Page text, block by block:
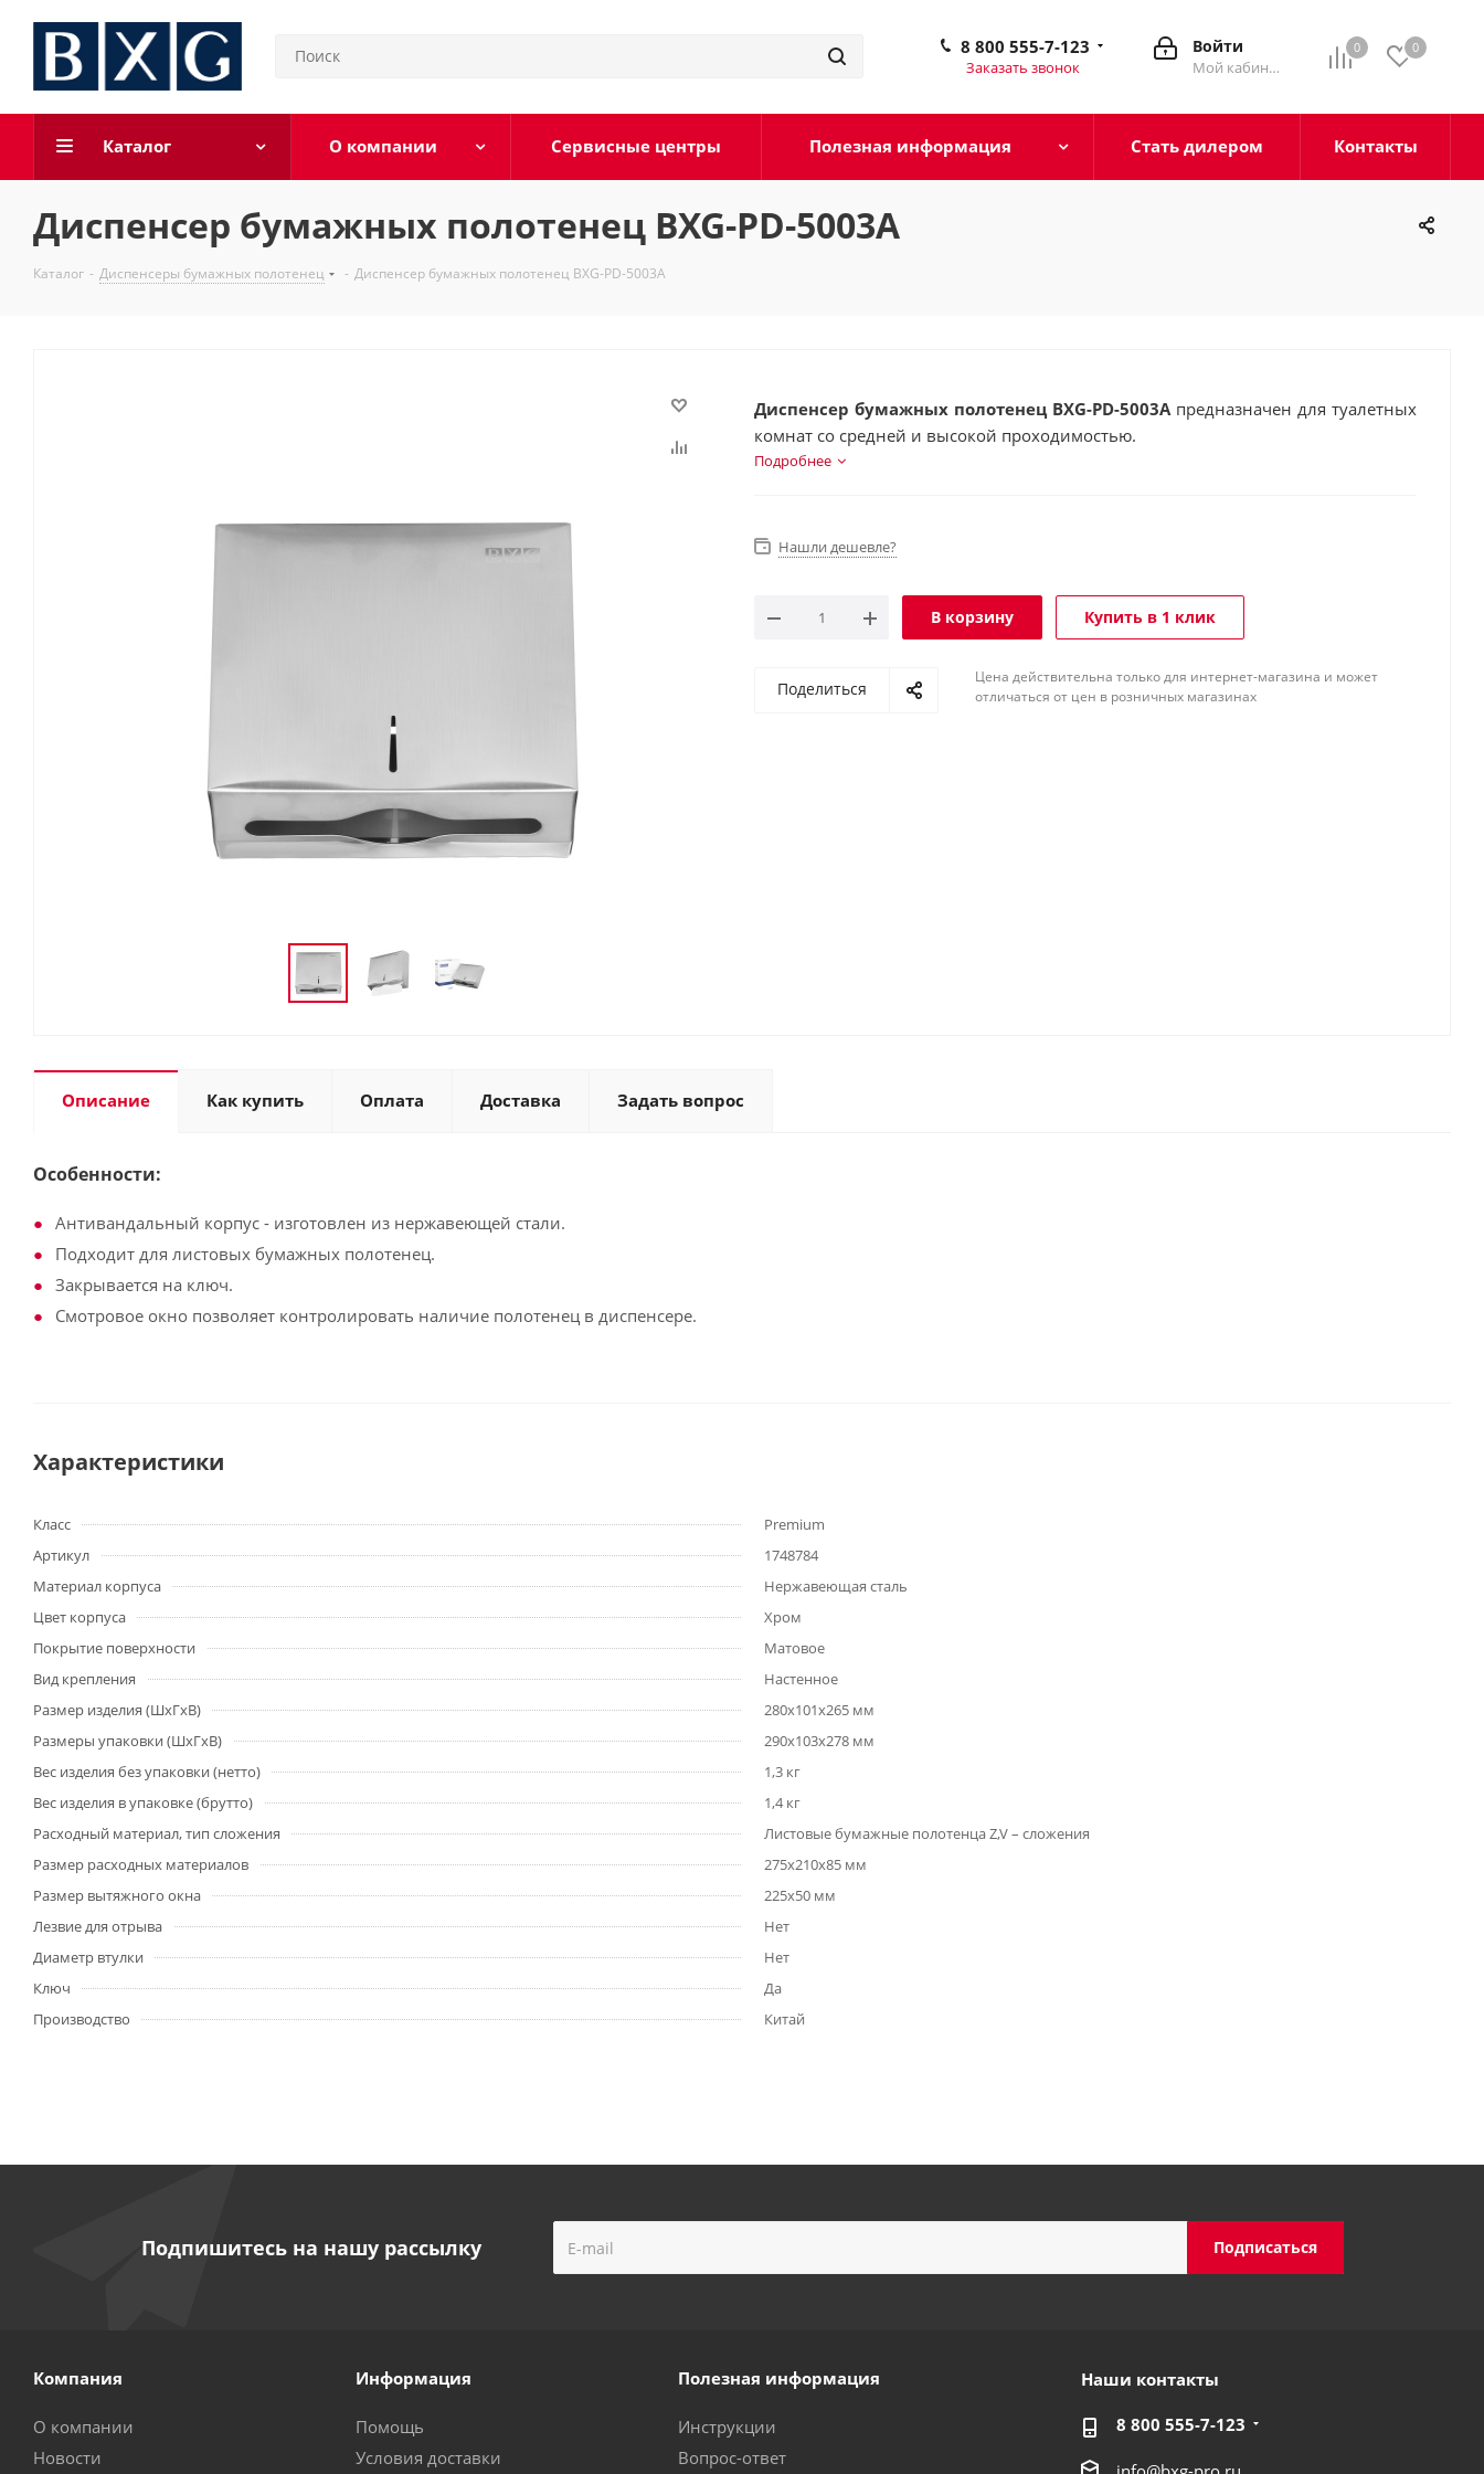
0 0
Войти
Мой кабинет
8 800 555-7-123
Заказать звонок
Каталог О компании Сервисные центры Полезная информация Стать дилером Контакты
Диспенсер бумажных полотенец BXG-PD-5003A
Каталог - Диспенсеры бумажных полотенец - Диспенсер бумажных полотенец BXG-PD-5003A
Диспенсер бумажных полотенец BXG-PD-5003Aпредназначен для туалетных
комнат со средней и высокой проходимостью.
Подробнее
Нашли дешевле?
В корзину Купить в 1 клик
Поделиться
Цена действительна только для интернет-магазина и может
отличаться от цен в розничных магазинах
Описание Как купить Оплата Доставка Задать вопрос
Особенности:
Антивандальный корпус - изготовлен из нержавеющей стали.
Подходит для листовых бумажных полотенец.
Закрывается на ключ.
Смотровое окно позволяет контролировать наличие полотенец в диспенсере.
Характеристики
Класс
Premium
Артикул
1748784
Материал корпуса
Нержавеющая сталь
Цвет корпуса
Хром
Покрытие поверхности
Матовое
Вид крепления
Настенное
Размер изделия (ШхГхВ)
280x101x265 мм
Размеры упаковки (ШхГхВ)
290x103x278 мм
Вес изделия без упаковки (нетто)
1,3 кг
Вес изделия в упаковке (брутто)
1,4 кг
Расходный материал, тип сложения
Листовые бумажные полотенца Z,V – сложения
Размер расходных материалов
275x210x85 мм
Размер вытяжного окна
225x50 мм
Лезвие для отрыва
Нет
Диаметр втулки
Нет
Ключ
Да
Производство
Китай
Подпишитесь на нашу рассылку
Компания
О компании
Новости
Информация
Помощь
Условия доставки
Полезная информация
Инструкции
Вопрос-ответ
Наши контакты
8 800 555-7-123